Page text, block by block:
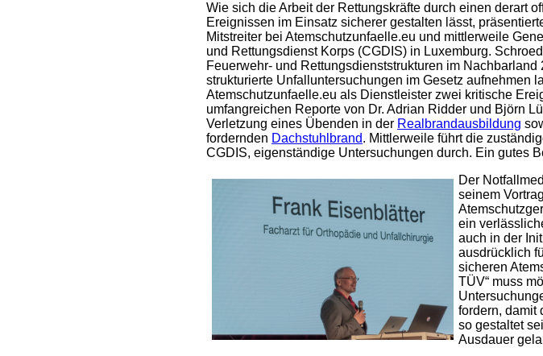
Wie sich die Arbeit der Rettungskräfte durch einen derart
Ereignissen im Einsatz sicherer gestalten lässt,
Mitstreiter bei Atemschutzunfaelle.eu und mittlerweile
und Rettungsdienst Korps (CGDIS) in Luxemburg.
Feuerwehr- und Rettungsdienststrukturen im
strukturierte Unfalluntersuchungen im Gesetz aufnehmen
Atemschutzunfaelle.eu als Dienstleister zwei kritische
umfangreichen Reporte von Dr. Adrian Ridder und Björn
Verletzung eines Übenden in der Realbrandausbildung
fordernden Dachstuhlbrand. Mittlerweile führt die
CGDIS, eigenständige Untersuchungen durch. Ein gutes
Der
seinem
ein
auch in der
ausdrücklich
sicheren
TÜV“ muss
fordern, damit
so gestaltet
Ausdauer